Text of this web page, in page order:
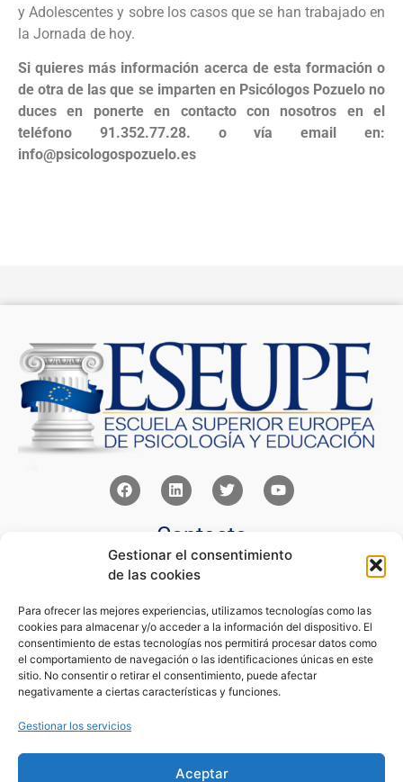
Gestionar el consentimiento
de las cookies
Para ofrecer las mejores experiencias, utilizamos tecnologías como las
cookies para almacenar y/o acceder a la información del dispositivo. El
consentimiento de estas tecnologías nos permitirá procesar datos como
el comportamiento de navegación o las identificaciones únicas en este
sitio. No consentir o retirar el consentimiento, puede afectar
negativamente a ciertas características y funciones.
Gestionar los servicios
Aceptar
y Adolescentes y sobre los casos que se han trabajado en
la Jornada de hoy.
Si quieres más información acerca de esta formación o
de otra de las que se imparten en Psicólogos Pozuelo no
duces en ponerte en contacto con nosotros en el
teléfono 91.352.77.28. o vía email en:
info@psicologospozuelo.es
Contacto
Av Juan XXIII 15b Pozuelo de Alarcón – Madrid
+34 91 352 77 28
Links
Norlan Digital Marketing Para Psicólogos
Psicólogos Pozuelo
Psicología Para Tod@s
Legal